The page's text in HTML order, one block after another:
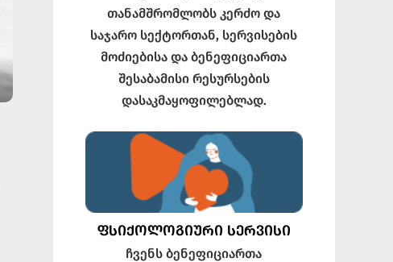
თანამშრომლობს კერძო და
საჯარო სექტორთან, სერვისების
მოძიებისა და ბენეფიციართა
შესაბამისი რესურსების
დასაკმაყოფილებლად.
ᲤᲡᲘᲥᲝᲚᲝᲒᲘᲣᲠᲘ ᲡᲔᲠᲕᲘᲡᲘ
ჩვენს ბენეფიციართა